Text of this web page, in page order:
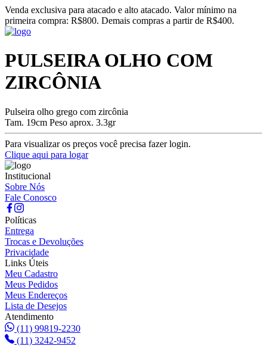
Venda exclusiva para atacado e alto atacado. Valor mínimo na
primeira compra: R$800. Demais compras a partir de R$400.
PULSEIRA OLHO COM
ZIRCÔNIA
Pulseira olho grego com zircônia
Tam. 19cm Peso aprox. 3.3gr
Para visualizar os preços você precisa fazer login.
Clique aqui para logar
Institucional
Sobre Nós
Fale Conosco
Políticas
Entrega
Trocas e Devoluções
Privacidade
Links Úteis
Meu Cadastro
Meus Pedidos
Meus Endereços
Lista de Desejos
Atendimento
(11) 99819-2230
(11) 3242-9452